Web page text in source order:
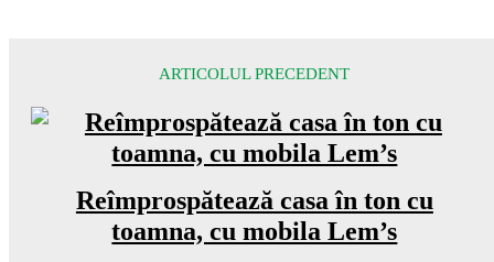
ARTICOLUL PRECEDENT
Reîmprospătează casa în ton cu
toamna, cu mobila Lem’s